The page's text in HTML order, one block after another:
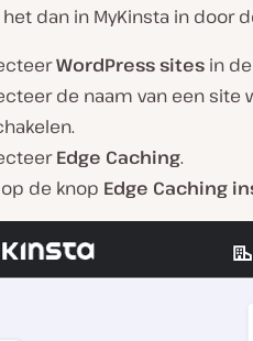
dan in MyKinsta in door
WordPress sites in
de naam van een site
Edge Caching.
op de knop Edge Caching